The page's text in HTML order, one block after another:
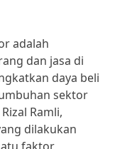
adalah
dan jasa di
daya beli
sektor
Ramli,
dilakukan